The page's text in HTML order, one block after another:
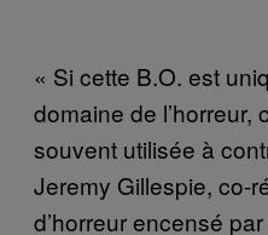
« Si cette B.O. est
domaine de l’horreur,
souvent utilisée à
Jeremy Gillespie, co-
d’horreur encensé